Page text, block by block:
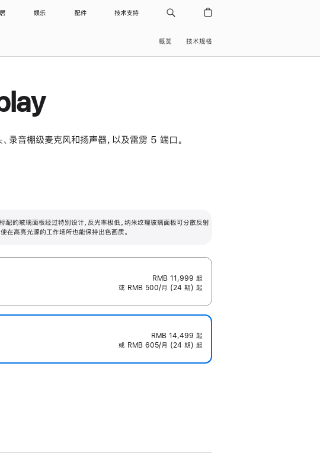
娱乐 配件 技术支持
概览 技术规格
音棚级麦克风和扬声器，以及雷雳 5 端口。
画质。
标配的玻璃面板经过特别设计，反光率极低。纳米纹理玻璃面板可分散反射
在高亮光源的工作场所也能保持出色画质。
RMB 11,999 起
或 RMB 500/月 (24 期) 起
RMB 14,499 起
或 RMB 605/月 (24 期) 起